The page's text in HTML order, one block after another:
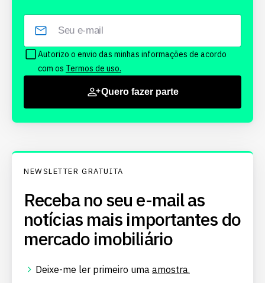
Autorizo o envio das minhas informações de acordo
com os Termos de uso.
Quero fazer parte
NEWSLETTER GRATUITA
Receba no seu e-mail as
notícias mais importantes do
mercado imobiliário
Deixe-me ler primeiro uma amostra.